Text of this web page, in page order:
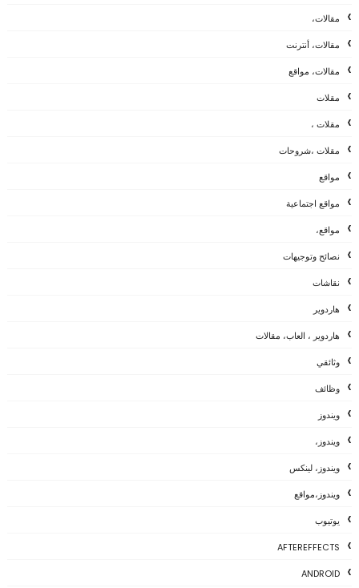
مقالات،
مقالات، أنترنت
مقالات، مواقع
مقلات
مقلات ،
مقلات ،شروحات
مواقع
مواقع اجتماعية
مواقع،
نصائح وتوجيهات
نقاشات
هاردوير
هاردوير ، العاب، مقالات
وثائقي
وظائف
ويندوز
ويندوز،
ويندوز، لينكس
ويندوز،مواقع
يوتيوب
AFTEREFFECTS
ANDROID